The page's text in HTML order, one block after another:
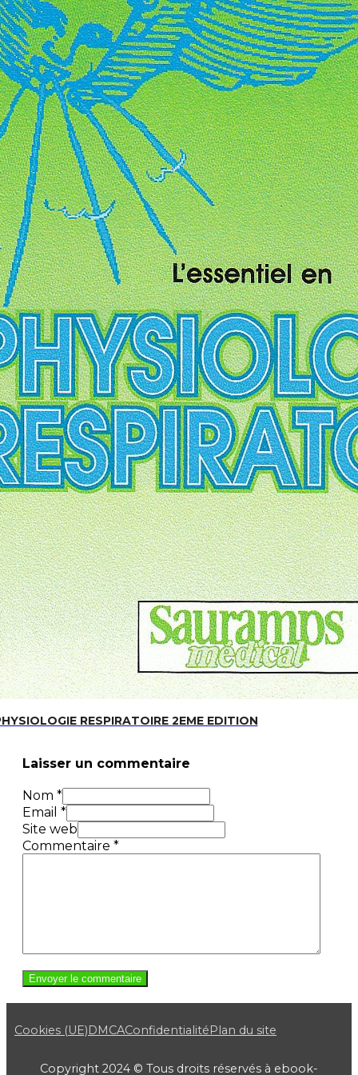
RESPIRATOIRE 2EME EDITION
Laisser un commentaire
Nom *
Email *
Site web
Commentaire *
Cookies (UE)DMCAConfidentialitéPlan du site
Copyright 2024 © Tous droits réservés à ebook-